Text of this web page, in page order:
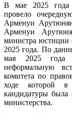
В мае 2025 года
провело
Арменуи
Арменуи
министра юстиции
2025 года. По
мая 2025 года
неформальную
комитета по
ходе которой в
кандидатуры была
министерства.